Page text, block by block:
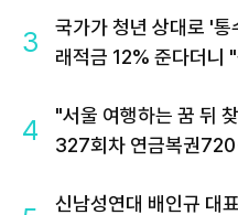
3
국가가 청년 상대로 '통
래적금 12% 준다더니
4
"서울 여행하는 꿈 뒤
327회차 연금복권
신남성연대 배인규 대